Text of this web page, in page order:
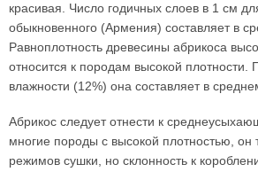
красивая. Число годичных слоев в 1 см
обыкновенного (Армения) составляет в
Равноплотность древесины абрикоса
относится к породам высокой плотности.
влажности (12%) она составляет в
Абрикос следует отнести к
многие породы с высокой плотностью, он
режимов сушки, но склонность к